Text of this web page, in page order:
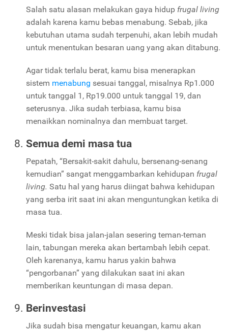
Salah satu alasan melakukan gaya hidup frugal living
adalah karena kamu bebas menabung. Sebab, jika
kebutuhan utama sudah terpenuhi, akan lebih mudah
untuk menentukan besaran uang yang akan ditabung.
Agar tidak terlalu berat, kamu bisa menerapkan
sistem menabung sesuai tanggal, misalnya Rp1.000
untuk tanggal 1, Rp19.000 untuk tanggal 19, dan
seterusnya. Jika sudah terbiasa, kamu bisa
menaikkan nominalnya dan membuat target.
Semua demi masa tua
Pepatah, “Bersakit-sakit dahulu, bersenang-senang
kemudian” sangat menggambarkan kehidupan frugal
living. Satu hal yang harus diingat bahwa kehidupan
yang serba irit saat ini akan menguntungkan ketika di
masa tua.
Meski tidak bisa jalan-jalan sesering teman-teman
lain, tabungan mereka akan bertambah lebih cepat.
Oleh karenanya, kamu harus yakin bahwa
“pengorbanan” yang dilakukan saat ini akan
memberikan keuntungan di masa depan.
Berinvestasi
Jika sudah bisa mengatur keuangan, kamu akan